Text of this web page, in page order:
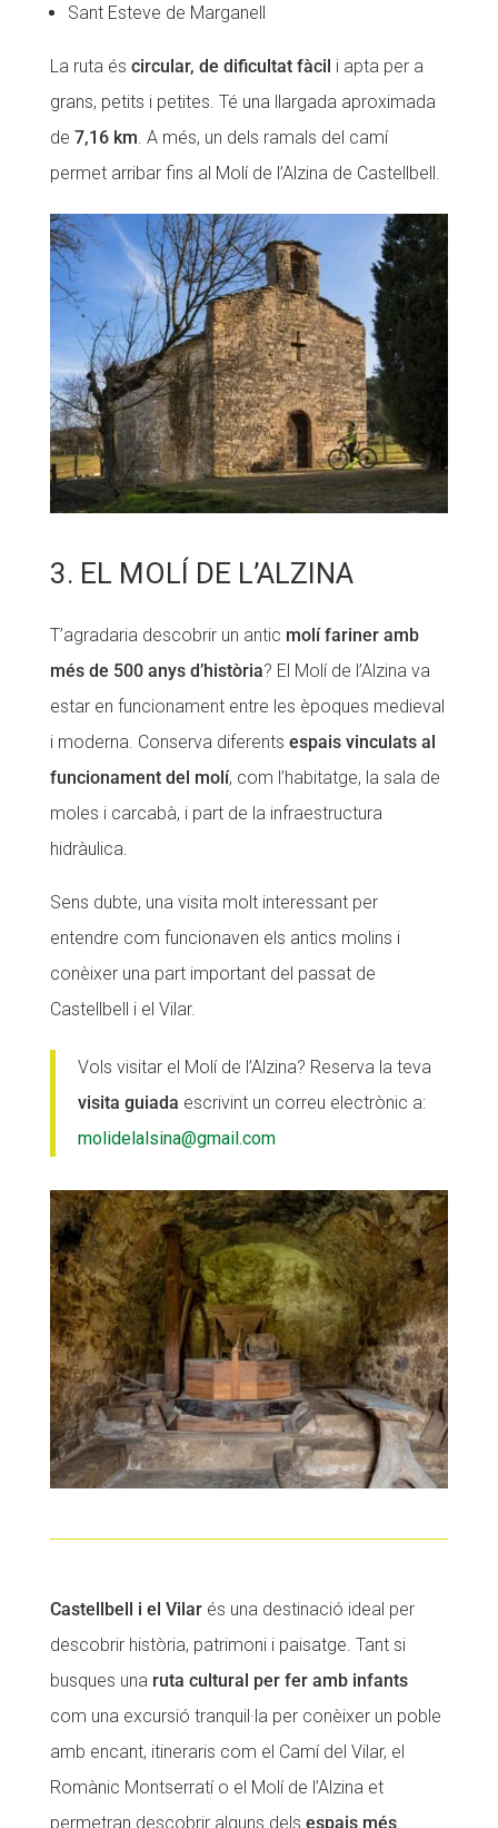
Sant Esteve de Marganell
La ruta és circular, de dificultat fàcil i apta per a
grans, petits i petites. Té una llargada aproximada
de 7,16 km . A més, un dels ramals del camí
permet arribar fins al Molí de l’Alzina de Castellbell.
3. EL MOLÍ DE L’ALZINA
T’agradaria descobrir un antic molí fariner amb
més de 500 anys d’història? El Molí de l’Alzina va
estar en funcionament entre les èpoques medieval
i moderna. Conserva diferents espais vinculats al
funcionament del molí, com l’habitatge, la sala de
moles i carcabà, i part de la infraestructura
hidràulica.
Sens dubte, una visita molt interessant per
entendre com funcionaven els antics molins i
conèixer una part important del passat de
Castellbell i el Vilar.
Vols visitar el Molí de l’Alzina? Reserva la teva
visita guiada escrivint un correu electrònic a:
molidelalsina@gmail.com
Castellbell i el Vilarés una destinació ideal per
descobrir història, patrimoni i paisatge. Tant si
busques una ruta cultural per fer amb infants
com una excursió tranquil·la per conèixer un poble
amb encant, itineraris com el Camí del Vilar, el
Romànic Montserratí o el Molí de l’Alzina et
permetran descobrir alguns dels espais més